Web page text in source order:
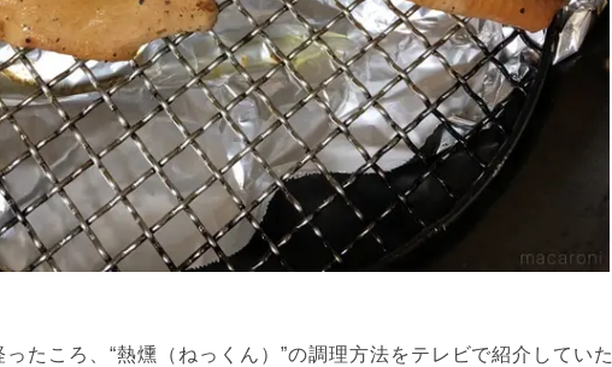
ったころ、“熱燻（ねっくん）”の調理方法をテレビで紹介していた